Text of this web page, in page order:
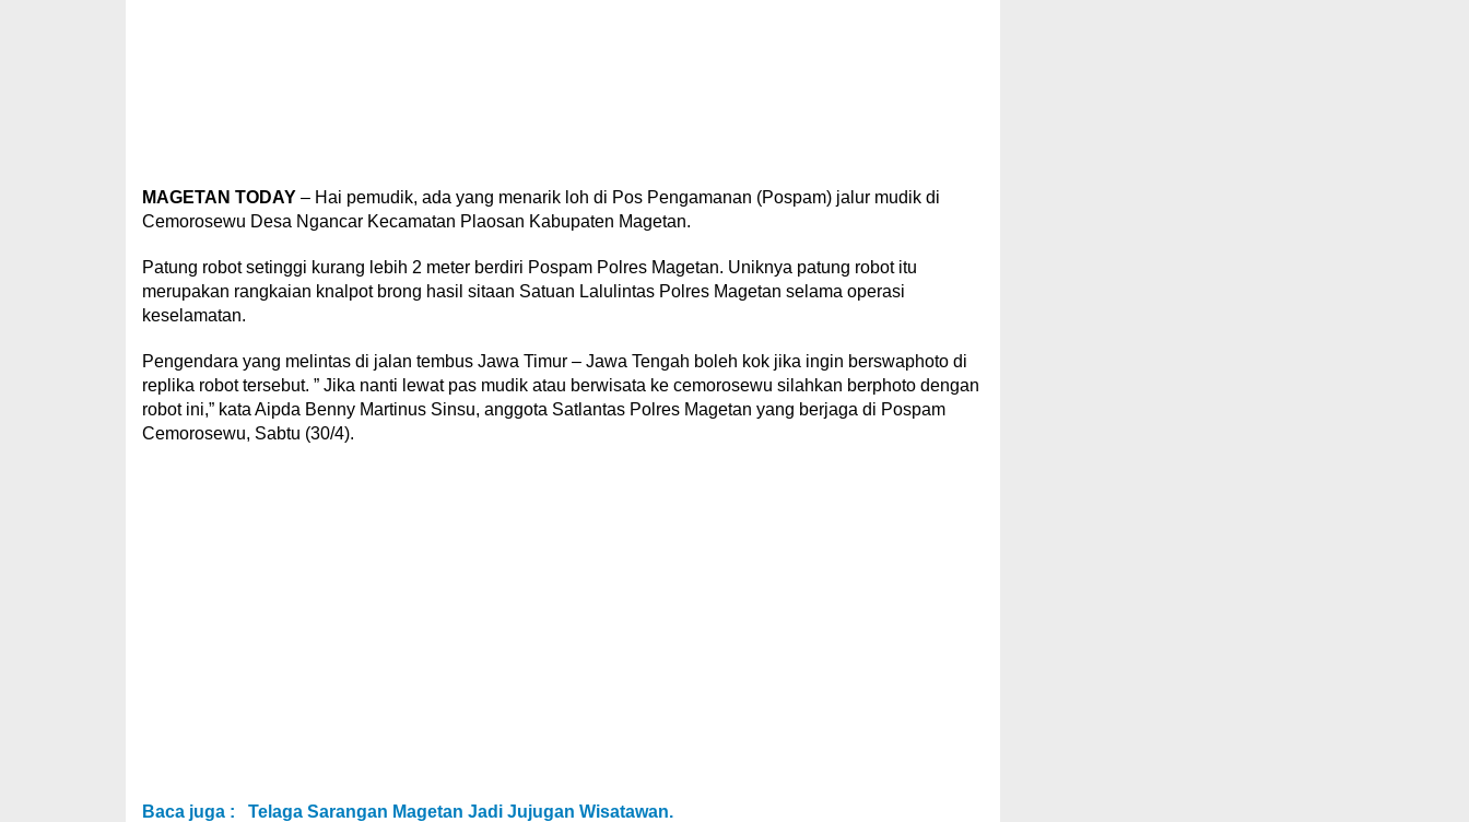
MAGETAN TODAY– Hai pemudik, ada yang menarik loh di Pos Pengamanan (Pospam) jalur mudik di
Cemorosewu Desa Ngancar Kecamatan Plaosan Kabupaten Magetan.
Patung robot setinggi kurang lebih 2 meter berdiri Pospam Polres Magetan. Uniknya patung robot itu
merupakan rangkaian knalpot brong hasil sitaan Satuan Lalulintas Polres Magetan selama operasi
keselamatan.
Pengendara yang melintas di jalan tembus Jawa Timur – Jawa Tengah boleh kok jika ingin berswaphoto di
replika robot tersebut. ” Jika nanti lewat pas mudik atau berwisata ke cemorosewu silahkan berphoto dengan
robot ini,” kata Aipda Benny Martinus Sinsu, anggota Satlantas Polres Magetan yang berjaga di Pospam
Cemorosewu, Sabtu (30/4).
Baca juga : Telaga Sarangan Magetan Jadi Jujugan Wisatawan.